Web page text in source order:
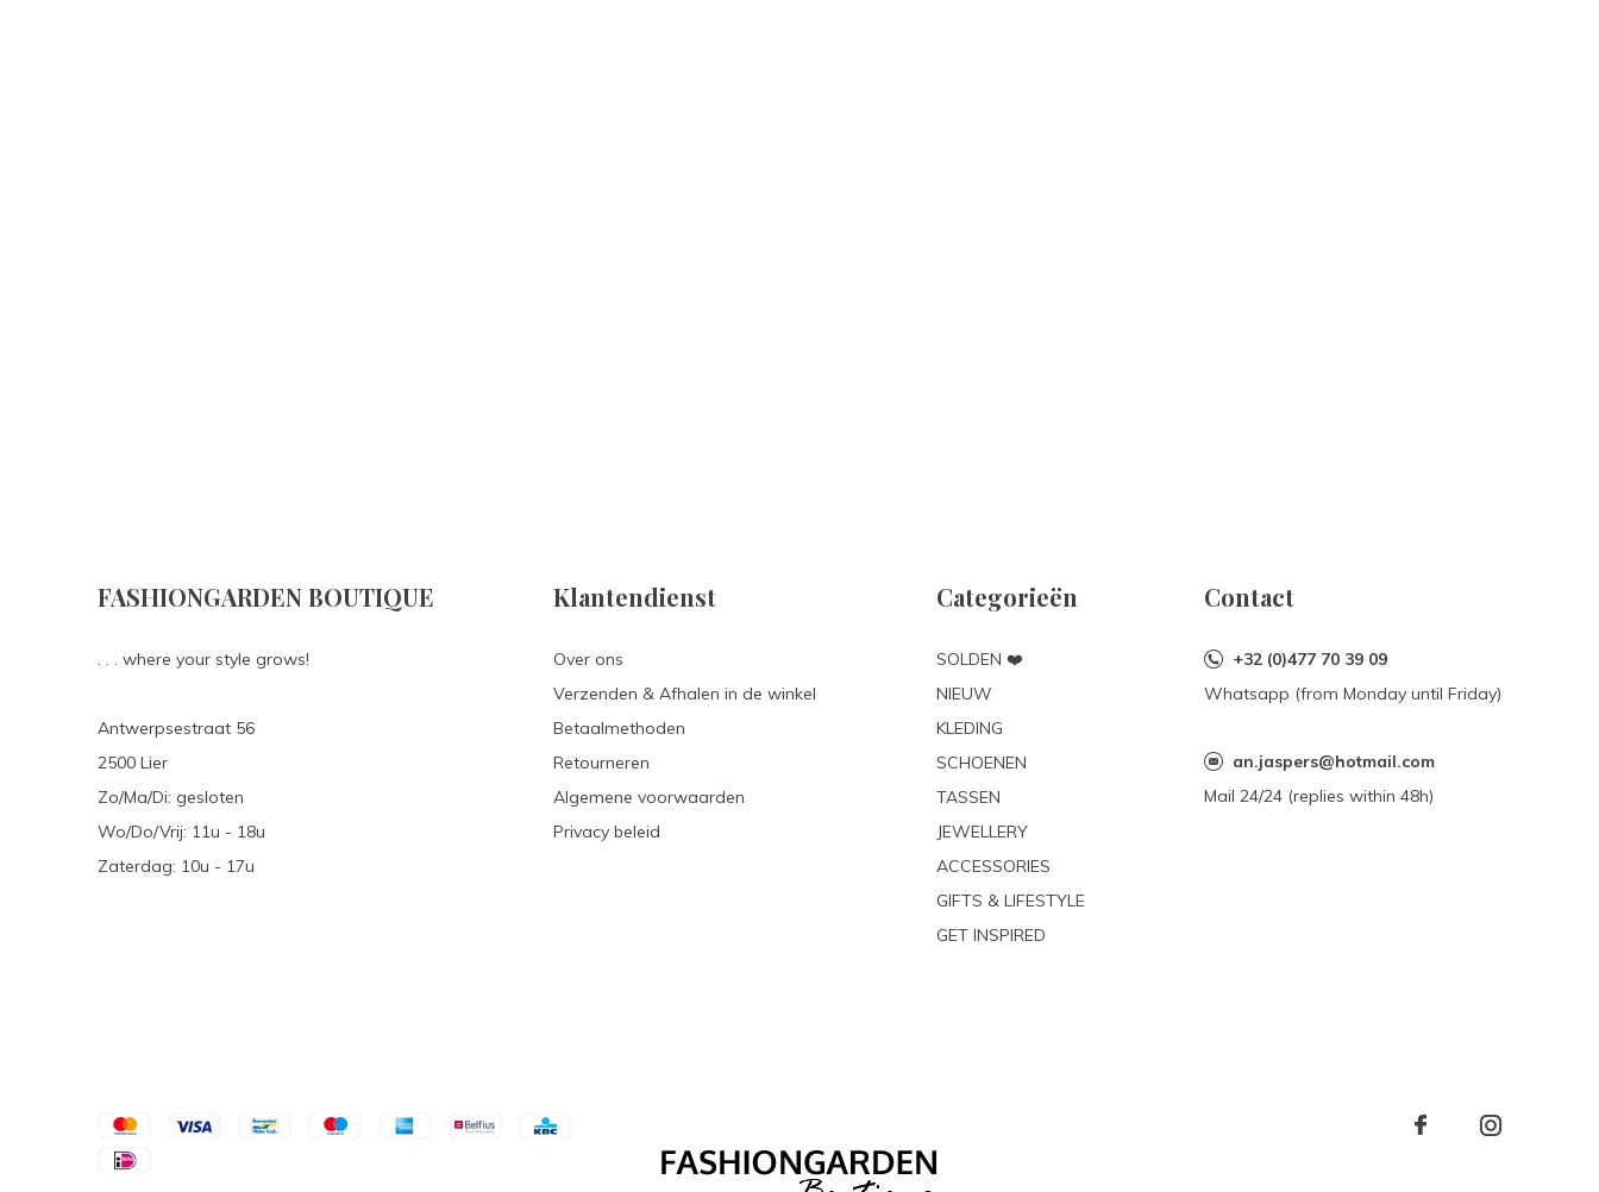
FASHIONGARDEN BOUTIQUE
. . . where your style grows!
Antwerpsestraat 56
2500 Lier
Zo/Ma/Di: gesloten
Wo/Do/Vrij: 11u - 18u
Zaterdag: 10u - 17u
Klantendienst
Over ons
Verzenden & Afhalen in de winkel
Betaalmethoden
Retourneren
Algemene voorwaarden
Privacy beleid
Categorieën
SOLDEN ❤️
NIEUW
KLEDING
SCHOENEN
TASSEN
JEWELLERY
ACCESSORIES
GIFTS & LIFESTYLE
GET INSPIRED
Contact
+32 (0)477 70 39 09
Whatsapp (from Monday until Friday)
an.jaspers@hotmail.com
Mail 24/24 (replies within 48h)